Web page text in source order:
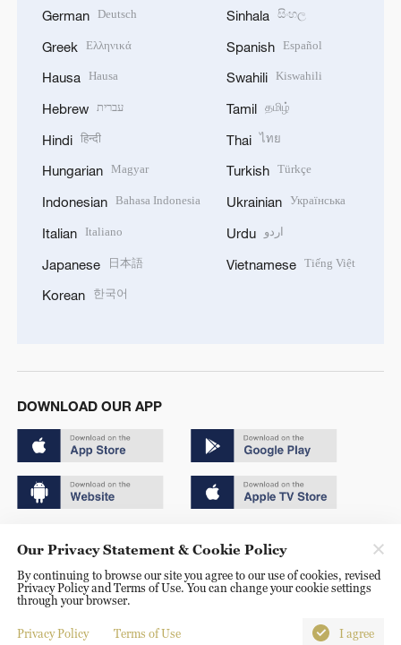
German Deutsch
Greek Ελληνικά
Hausa Hausa
Hebrew עברית
Hindi हिन्दी
Hungarian Magyar
Indonesian Bahasa Indonesia
Italian Italiano
Japanese 日本語
Korean 한국어
Sinhala සිංහල
Spanish Español
Swahili Kiswahili
Tamil தமிழ்
Thai ไทย
Turkish Türkçe
Ukrainian Українська
Urdu اردو
Vietnamese Tiếng Việt
DOWNLOAD OUR APP
京ICP备20000184号
京公网安备 11010502050052号
Disinformation report hotline: 010-85061466
Our Privacy Statement & Cookie Policy
By continuing to browse our site you agree to our use of cookies, revised
Privacy Policy and Terms of Use. You can change your cookie settings
through your browser.
Privacy Policy Terms of Use I agree